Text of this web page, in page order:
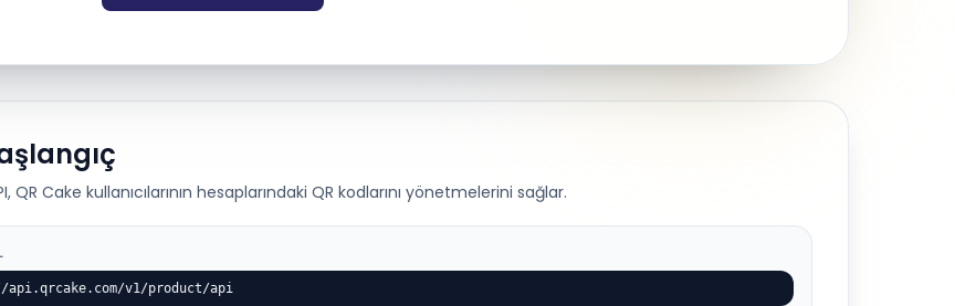
QR Cake kullanıcılarının hesaplarındaki QR kodlarını yönetmelerini sağlar.
v1/product/api